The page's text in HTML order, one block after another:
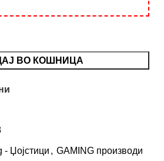
ВО КОШНИЦА
- Џојстици , GAMING производи